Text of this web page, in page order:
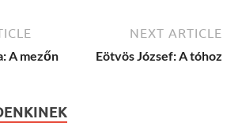
A mezőn
NEXT ARTICLE
Eötvös József: A tóhoz